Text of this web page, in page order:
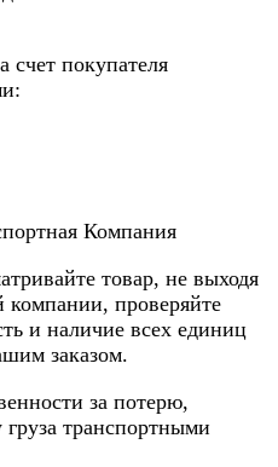
счет покупателя
Компания
товар, не выходя
компании, проверяйте
и наличие всех единиц
заказом.
за потерю,
транспортными